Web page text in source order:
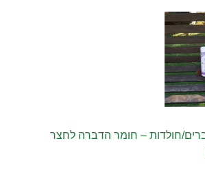
חולדות – חומר הדברה לחצר